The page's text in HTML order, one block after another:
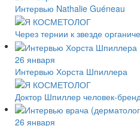
Интервью Nathalie Guéneau
Через тернии к звезде
26 января
Интервью Хорста Шпиллера
Доктор Шпиллер человек-бренд
26 января